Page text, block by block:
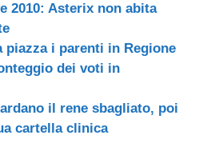
2010: Asterix non abita
piazza i parenti in Regione
dei voti in
il rene sbagliato, poi
cartella clinica